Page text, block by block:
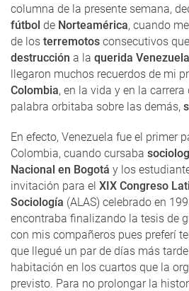
columna de la presente semana,
fútbol de Norteamérica, cuando
de los terremotos consecutivos
destrucción a la querida Venezuela
llegaron muchos recuerdos de mi
Colombia, en la vida y en la
palabra orbitaba sobre las demás,
En efecto, Venezuela fue el primer
Colombia, cuando cursaba
Nacional en Bogotá y los
invitación para el XIX Congreso
Sociología (ALAS) celebrado en
encontraba finalizando la tesis de
con mis compañeros pues preferí
que llegué un par de días más
habitación en los cuartos que la
previsto. Para no prolongar la